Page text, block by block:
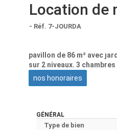
Location de
- Réf. 7-JOURDA
pavillon de 86 m² avec
sur 2 niveaux. 3
nos honoraires
GÉNÉRAL
Type de bien